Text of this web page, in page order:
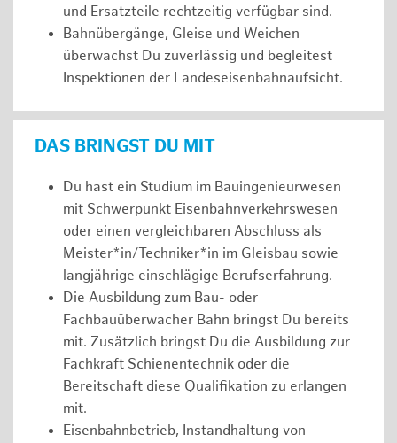
und Ersatzteile rechtzeitig verfügbar sind.
Bahnübergänge, Gleise und Weichen
überwachst Du zuverlässig und begleitest
Inspektionen der Landeseisenbahnaufsicht.
DAS BRINGST DU MIT
Du hast ein Studium im Bauingenieurwesen
mit Schwerpunkt Eisenbahnverkehrswesen
oder einen vergleichbaren Abschluss als
Meister*in/Techniker*in im Gleisbau sowie
langjährige einschlägige Berufserfahrung.
Die Ausbildung zum Bau- oder
Fachbauüberwacher Bahn bringst Du bereits
mit. Zusätzlich bringst Du die Ausbildung zur
Fachkraft Schienentechnik oder die
Bereitschaft diese Qualifikation zu erlangen
mit.
Eisenbahnbetrieb, Instandhaltung von